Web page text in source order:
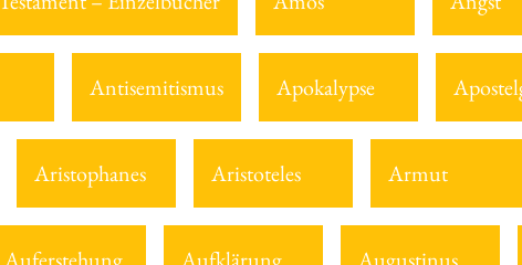
Antisemitismus Apokalypse
Aristophanes Aristoteles Armut